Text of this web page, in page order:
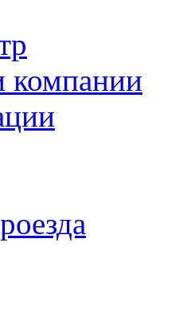
компании